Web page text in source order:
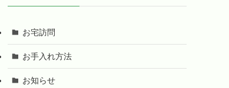
お宅訪問
お手入れ方法
お知らせ